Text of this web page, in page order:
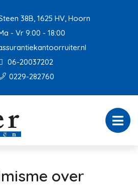
38B, 1625 HV, Hoorn
- Vr 9:00 - 18:00
06-20037202
0229-282760
over